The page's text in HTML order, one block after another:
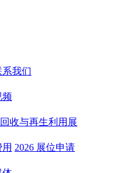
系我们
频
收与再生利用展
2026 展位申请